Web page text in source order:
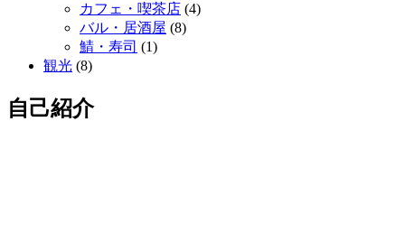
カフェ・喫茶店 (4)
バル・居酒屋 (8)
鯖・寿司 (1)
観光 (8)
自己紹介